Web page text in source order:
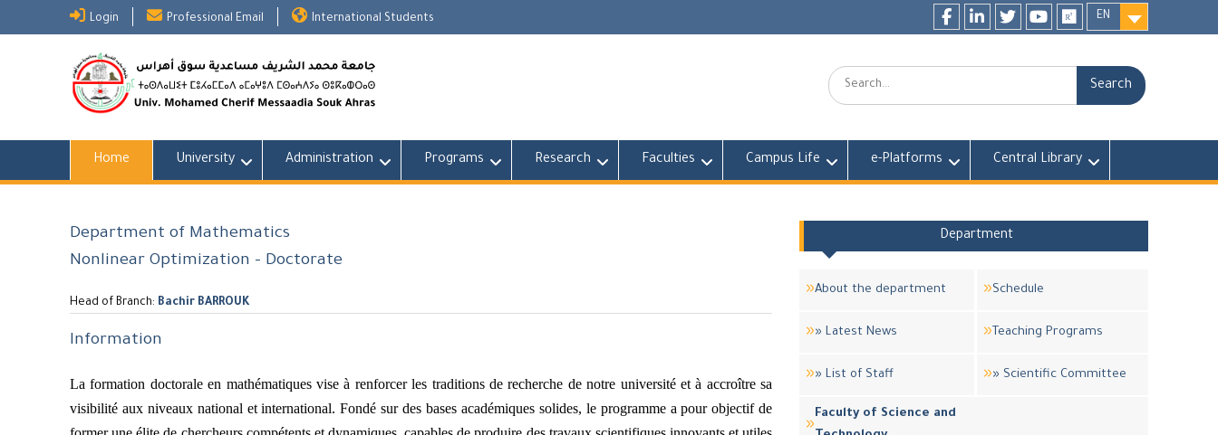
Login Professional Email International Students
EN
Search:
Home University Administration Programs Research Faculties Campus Life e-Platforms Central Library
Department of Mathematics
Nonlinear Optimization - Doctorate
Head of Branch: Bachir BARROUK
Information
La formation doctorale en mathématiques vise à renforcer les traditions de recherche de notre université et à accroître sa
visibilité aux niveaux national et international. Fondé sur des bases académiques solides, le programme a pour objectif de
Department
About the department Schedule
» Latest News Teaching Programs
» List of Staff » Scientific Committee
Faculty of Science and